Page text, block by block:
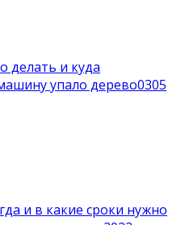
делать и куда
упало дерево0305
и в какие сроки нужно